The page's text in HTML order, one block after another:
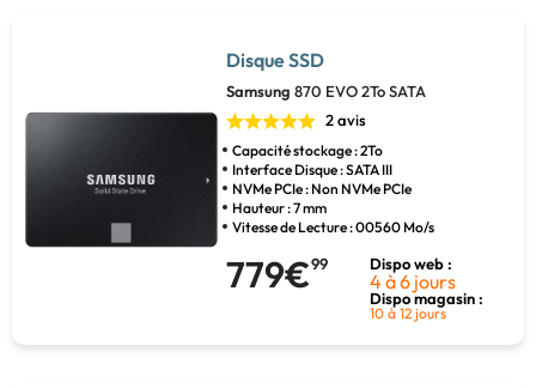
Disque SSD
Samsung 870 EVO 2To SATA
2 avis
Capacité stockage : 2To
Interface Disque : SATA III
NVMe PCIe : Non NVMe PCIe
Hauteur : 7 mm
Vitesse de Lecture : 00560 Mo/s
779€99 Dispo web :
4 à 6 jours
Dispo magasin :
10 à 12 jours